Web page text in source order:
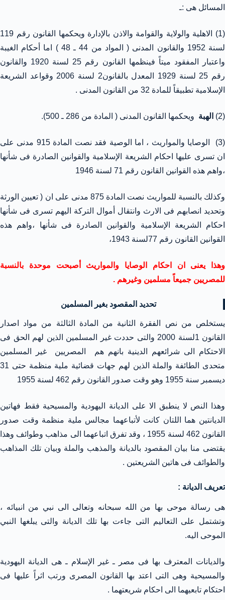
المسائل هى :ـ
(1) الاهلية والولاية والقوامة والاذن بالإدارة ويحكمها القانون رقم 119
لسنة 1952 والقانون المدنى ( المواد من 44 ـ 48 ) اما أحكام الغيبة
واعتبار المفقود ميتاً فينظمها القانون رقم 25 لسنة 1920 والقانون
رقم 25 لسنة 1929 المعدل بالقانون2 لسنة 2006 وقواعد الشريعة
الإسلامية تطبيقاً للمادة 32 من القانون المدنى .
(2) الهبة ويحكمها القانون المدنى ( المادة من 286 ـ 500).
(3) الوصايا والمواريث ، اما الوصية فقد نصت المادة 915 مدنى على
ان تسرى عليها احكام الشريعة الإسلامية والقوانين الصادرة فى شأنها
،واهم هذه القوانين القانون رقم 71 لسنة 1946
وكذلك بالنسبة للمواريث نصت المادة 875 مدنى على ان ( تعيين الورثة
وتحديد انصابهم فى الارث وانتقال أموال التركة اليهم تسرى فى شأنها
احكام الشريعة الإسلامية والقوانين الصادرة فى شأنها ،واهم هذه
القوانين القانون رقم 77لسنة 1943،
وهذا يعنى ان احكام الوصايا والمواريث أصبحت موحدة بالنسبة
للمصريين جميعاً مسلمين وغيرهم .
تحديد المقصود بغير المسلمين
يستخلص من نص الفقرة الثانية من المادة الثالثة من مواد اصدار
القانون 1لسنة 2000 والتى حددت غير المسلمين الذين لهم الحق فى
الاحتكام الى شرائعهم الدينية بانهم هم المصريين غير المسلمين
متحدى الطائفة والملة الذين لهم جهات قضائية ملية منظمة حتى 31
ديسمبر سنة 1955 وهو وقت صدور القانون رقم 462 لسنة 1955
وهذا النص لا ينطبق الا على الديانة اليهودية والمسيحية فقط فهاتين
الديانتين هما اللتان كانت لأتباعهما مجالس ملية منظمة وقت صدور
القانون 462 لسنة 1955 ، وقد تفرق اتباعهما الى مذاهب وطوائف وهذا
يقتضى منا بيان المقصود بالديانة والمذهب والملة وبيان تلك المذاهب
والطوائف فى هاتين الشريعتين .
تعريف الديانة :
هى رسالة موحى بها من الله سبحانه وتعالى الى نبي من انبيائه ،
وتشتمل على التعاليم التى جاءت بها تلك الديانة والتى يبلغها النبي
الموحى اليه.
والديانات المعترف بها فى مصر ـ غير الإسلام ـ هى الديانة اليهودية
والمسيحية وهى التى اعتد بها القانون المصرى ورتب اثراً عليها فى
احتكام تابعيهما الى احكام شريعتهما .